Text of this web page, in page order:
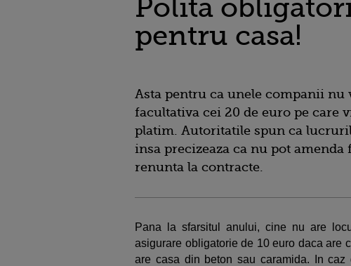
Polita
pentru casa!
Asta pentru ca unele companii nu
facultativa cei 20 de euro pe care
platim. Autoritatile spun ca
insa precizeaza ca nu pot
renunta la contracte.
Pana la sfarsitul anului, cine nu are
asigurare obligatorie de 10 euro daca are
are casa din beton sau caramida. In caz